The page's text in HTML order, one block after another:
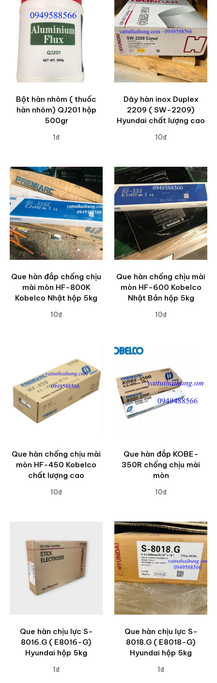
Bột hàn nhôm ( thuốc
hàn nhôm) QJ201 hộp
500gr
1₫
Dây hàn inox Duplex
2209 ( SW-2209)
Hyundai chất lượng cao
10₫
Que hàn đắp chống chịu
mài mòn HF-800K
Kobelco Nhật hộp 5kg
10₫
Que hàn chống chịu mài
mòn HF-600 Kobelco
Nhật Bản hộp 5kg
10₫
Que hàn chống chịu mài
mòn HF-450 Kobelco
chất lượng cao
10₫
Que hàn đắp KOBE-
350R chống chịu mài
mòn
10₫
Que hàn chịu lực S-
8016.G ( E8016-G)
Hyundai hộp 5kg
1₫
Que hàn chịu lực S-
8018.G ( E8018-G)
Hyundai hộp 5kg
1₫